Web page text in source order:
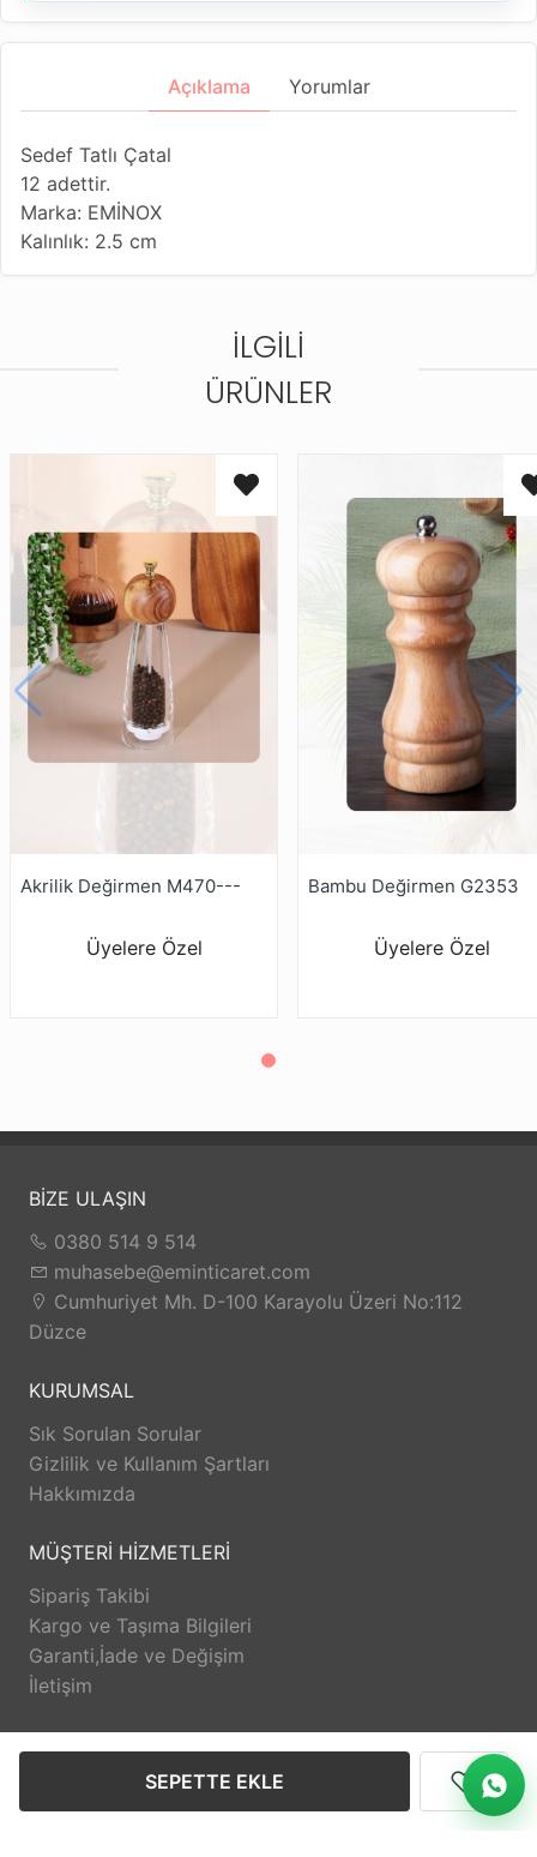
SEPETTE EKLE
Açıklama Yorumlar
Sedef Tatlı Çatal
12 adettir.
Marka: EMİNOX
Kalınlık: 2.5 cm
İLGILI
ÜRÜNLER
Akrilik Değirmen M470---
Üyelere Özel
Bambu Değirmen G2353
Üyelere Özel
BİZE ULAŞIN
0380 514 9 514
muhasebe@eminticaret.com
Cumhuriyet Mh. D-100 Karayolu Üzeri No:112
Düzce
KURUMSAL
Sık Sorulan Sorular
Gizlilik ve Kullanım Şartları
Hakkımızda
MÜŞTERİ HİZMETLERİ
Sipariş Takibi
Kargo ve Taşıma Bilgileri
Garanti,İade ve Değişim
İletişim
@eminzuccaciyeduzce
Anasayfa Üye Girişi Sipariş Takibi İletişim